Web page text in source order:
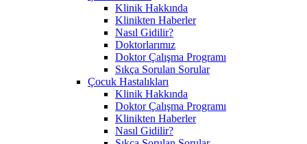
Klinik Hakkında
Klinikten Haberler
Nasıl Gidilir?
Doktorlarımız
Doktor Çalışma Programı
Sıkça Sorulan Sorular
Çocuk Hastalıkları
Klinik Hakkında
Doktor Çalışma Programı
Klinikten Haberler
Nasıl Gidilir?